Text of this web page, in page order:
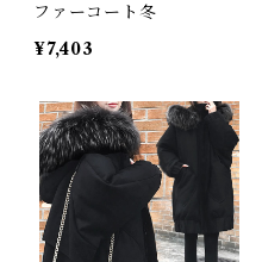
ファーコート冬
¥7,403